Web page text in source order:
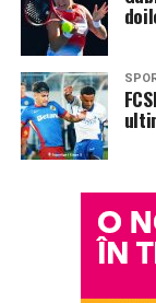
carbon a
utilizarea
pot reintra în
estetica și
Alegerea
durabilă, ci și